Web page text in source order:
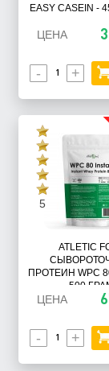
EASY CASEIN -
ЦЕНА
- +
5
ATLETIC
ПРОТЕИН WPC
- 500
ЦЕНА
- +